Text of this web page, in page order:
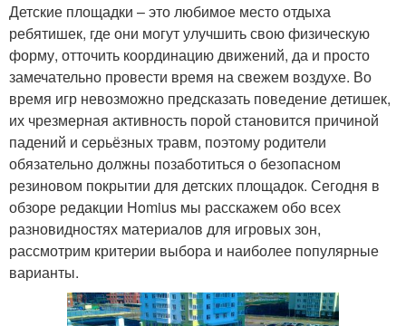
Детские площадки – это любимое место отдыха
ребятишек, где они могут улучшить свою физическую
форму, отточить координацию движений, да и просто
замечательно провести время на свежем воздухе. Во
время игр невозможно предсказать поведение детишек,
их чрезмерная активность порой становится причиной
падений и серьёзных травм, поэтому родители
обязательно должны позаботиться о безопасном
резиновом покрытии для детских площадок. Сегодня в
обзоре редакции Homius мы расскажем обо всех
разновидностях материалов для игровых зон,
рассмотрим критерии выбора и наиболее популярные
варианты.